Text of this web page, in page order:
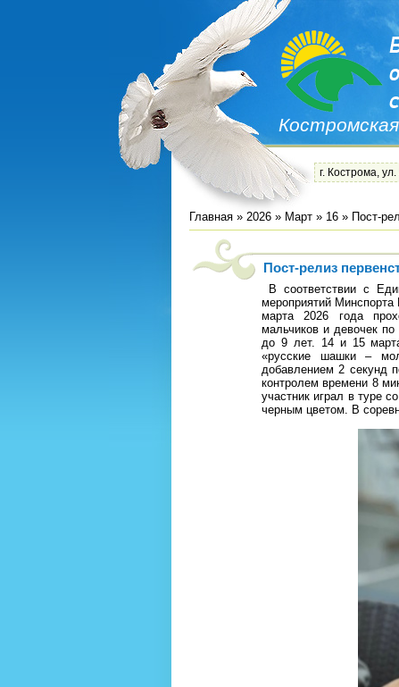
г. Кострома,
Главная » 2026 » Март » 16 » Пост-
Пост-релиз
В соответствии с
мероприятий Минспорта
марта 2026 года
мальчиков и девочек
до 9 лет. 14 и 15
«русские шашки –
добавлением 2 секунд
контролем времени 8
участник играл в туре
черным цветом. В